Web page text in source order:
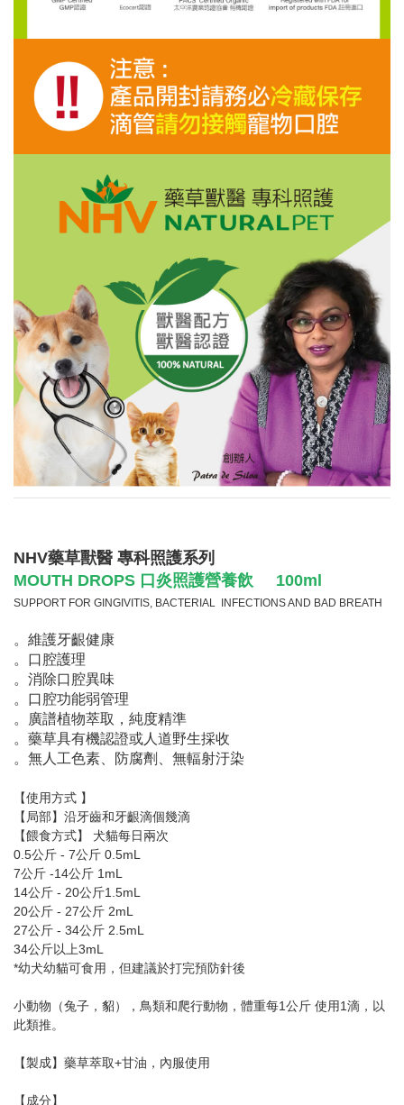
NHV藥草獸醫 專科照護系列
MOUTH DROPS 口炎照護營養飲 100ml
SUPPORT FOR GINGIVITIS, BACTERIAL INFECTIONS AND BAD BREATH
。維護牙齦健康
。口腔護理
。消除口腔異味
。口腔功能弱管理
。廣譜植物萃取，純度精準
。藥草具有機認證或人道野生採收
。無人工色素、防腐劑、無輻射汙染
【使用方式 】
【局部】沿牙齒和牙齦滴個幾滴
【餵食方式】 犬貓每日兩次
0.5公斤 - 7公斤 0.5mL
7公斤 -14公斤 1mL
14公斤 - 20公斤1.5mL
20公斤 - 27公斤 2mL
27公斤 - 34公斤 2.5mL
34公斤以上3mL
*幼犬幼貓可食用，但建議於打完預防針後
小動物（兔子，貂），鳥類和爬行動物，體重每1公斤 使用1滴，以
此類推。
【製成】藥草萃取+甘油，內服使用
【成分】